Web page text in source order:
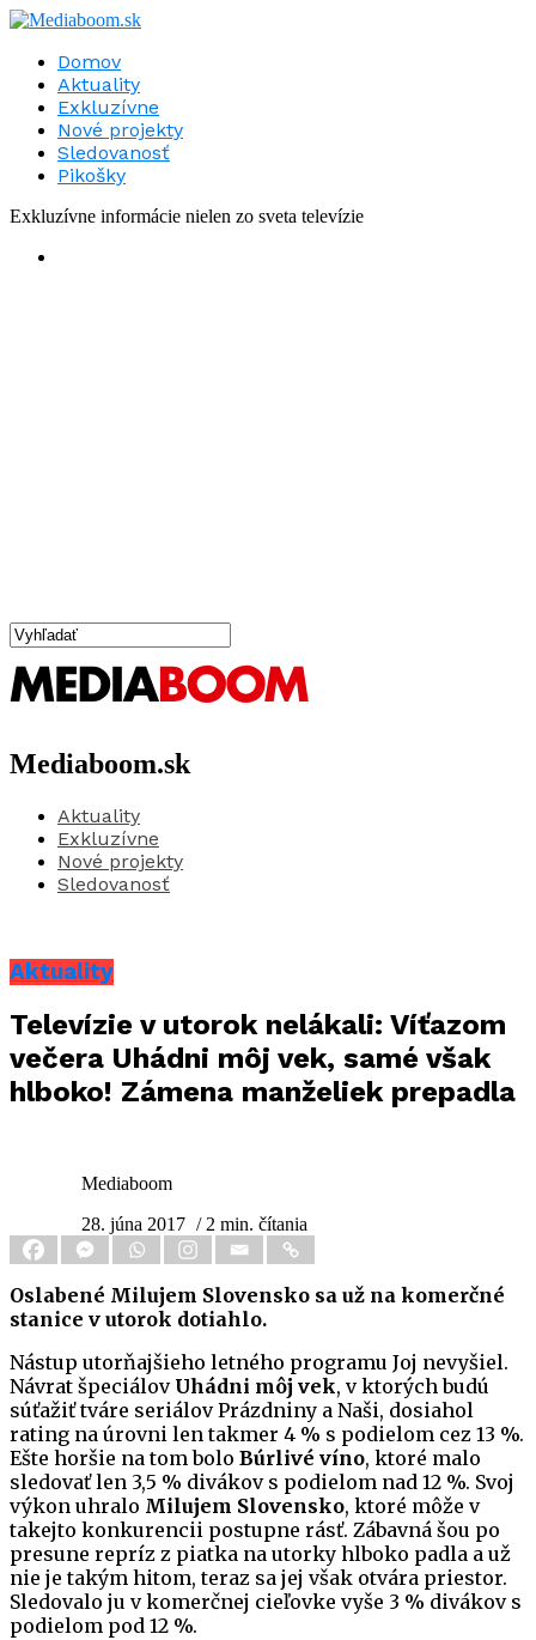
Domov
Aktuality
Exkluzívne
Nové projekty
Sledovanosť
Pikošky
Exkluzívne informácie nielen zo sveta televízie
Mediaboom.sk
Aktuality
Exkluzívne
Nové projekty
Sledovanosť
Aktuality
Televízie v utorok nelákali: Víťazom
večera Uhádni môj vek, samé však
hlboko! Zámena manželiek prepadla
Mediaboom
28. júna 2017 / 2 min. čítania
Oslabené Milujem Slovensko sa už na komerčné
stanice v utorok dotiahlo.
Nástup utorňajšieho letného programu Joj nevyšiel.
Návrat špeciálov Uhádni môj vek, v ktorých budú
súťažiť tváre seriálov Prázdniny a Naši, dosiahol
rating na úrovni len takmer 4 % s podielom cez 13 %.
Ešte horšie na tom bolo Búrlivé víno, ktoré malo
sledovať len 3,5 % divákov s podielom nad 12 %. Svoj
výkon uhralo Milujem Slovensko, ktoré môže v
takejto konkurencii postupne rásť. Zábavná šou po
presune repríz z piatka na utorky hlboko padla a už
nie je takým hitom, teraz sa jej však otvára priestor.
Sledovalo ju v komerčnej cieľovke vyše 3 % divákov s
podielom pod 12 %.